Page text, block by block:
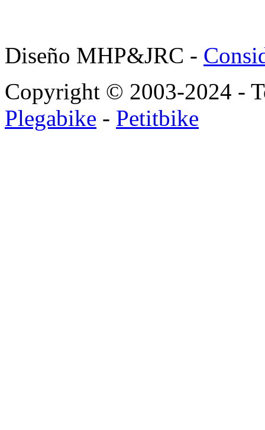
Diseño MHP&JRC -
Copyright © 2003-2024 -
Plegabike - Petitbike